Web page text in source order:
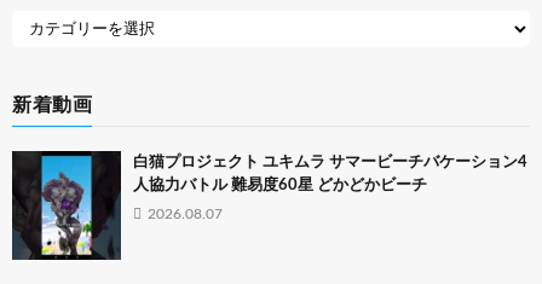
新着動画
白猫プロジェクト ユキムラ サマービーチバケーション4
人協力バトル 難易度60星 どかどかビーチ
2026.08.07